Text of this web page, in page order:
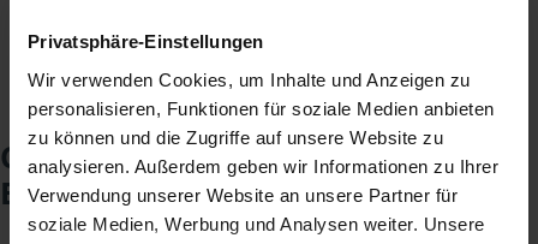
Privatsphäre-Einstellungen
Wir verwenden Cookies, um Inhalte und Anzeigen zu
personalisieren, Funktionen für soziale Medien anbieten
zu können und die Zugriffe auf unsere Website zu
analysieren. Außerdem geben wir Informationen zu Ihrer
Verwendung unserer Website an unsere Partner für
soziale Medien, Werbung und Analysen weiter. Unsere
Checkliste für Ihr
Beratungsgespräch